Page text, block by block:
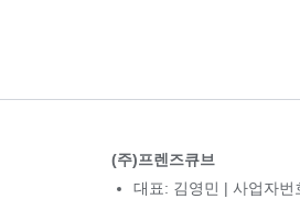
(주)프렌즈큐브
대표: 김영민 | 사업자